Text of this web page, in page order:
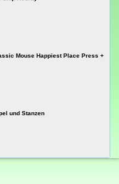
Mouse Happiest Place Press +
und Stanzen